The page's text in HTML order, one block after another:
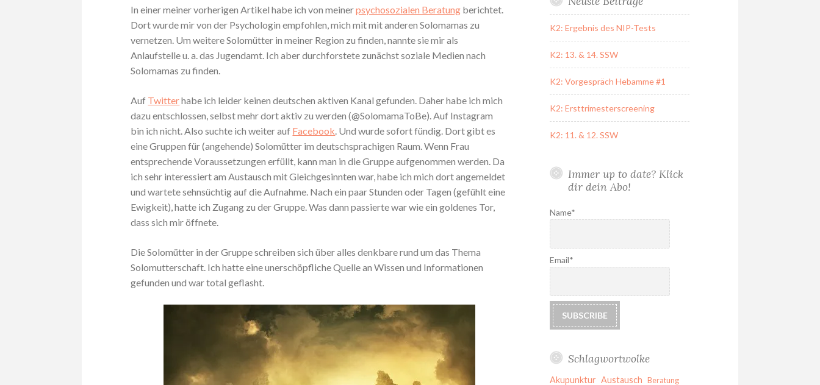
In einer meiner vorherigen Artikel habe ich von meinerpsychosozialen Beratung berichtet.
Dort wurde mir von der Psychologin empfohlen, mich mit mit anderen Solomamas zu
vernetzen. Um weitere Solomütter in meiner Region zu finden, nannte sie mir als
Anlaufstelle u. a. das Jugendamt. Ich aber durchforstete zunächst soziale Medien nach
Solomamas zu finden.
Auf Twitterhabe ich leider keinen deutschen aktiven Kanal gefunden. Daher habe ich mich
dazu entschlossen, selbst mehr dort aktiv zu werden (@SolomamaToBe). Auf Instagram
bin ich nicht. Also suchte ich weiter auf Facebook. Und wurde sofort fündig. Dort gibt es
eine Gruppen für (angehende) Solomütter im deutschsprachigen Raum. Wenn Frau
entsprechende Voraussetzungen erfüllt, kann man in die Gruppe aufgenommen werden. Da
ich sehr interessiert am Austausch mit Gleichgesinnten war, habe ich mich dort angemeldet
und wartete sehnsüchtig auf die Aufnahme. Nach ein paar Stunden oder Tagen (gefühlt eine
Ewigkeit), hatte ich Zugang zu der Gruppe. Was dann passierte war wie ein goldenes Tor,
dass sich mir öffnete.
Die Solomütter in der Gruppe schreiben sich über alles denkbare rund um das Thema
Solomutterschaft. Ich hatte eine unerschöpfliche Quelle an Wissen und Informationen
gefunden und war total geflasht.
K2: Ergebnis des NIP-Tests
K2: 13. & 14. SSW
K2: Vorgespräch Hebamme #1
K2: Ersttrimesterscreening
K2: 11. & 12. SSW
Immer up to date? Klick
dir dein Abo!
Name*
Email*
Schlagwortwolke
Akupunktur Austausch Beratung